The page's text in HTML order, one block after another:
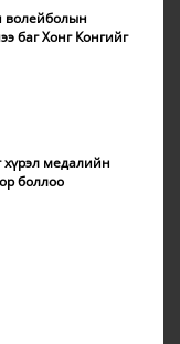
волейболын
баг Хонг Конгийг
медалийн
боллоо